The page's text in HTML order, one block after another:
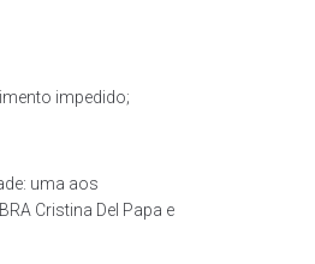
impedido;
uma aos
Cristina Del Papa e